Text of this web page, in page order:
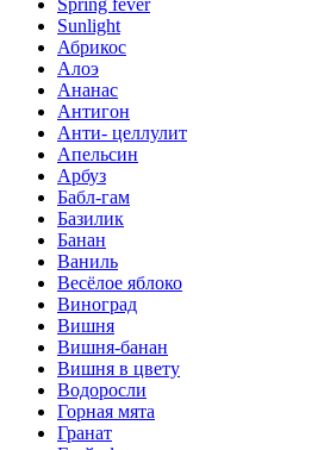
Spring fever
Sunlight
Абрикос
Алоэ
Ананас
Антигон
Анти- целлулит
Апельсин
Арбуз
Бабл-гам
Базилик
Банан
Ваниль
Весёлое яблоко
Виноград
Вишня
Вишня-банан
Вишня в цвету
Водоросли
Горная мята
Гранат